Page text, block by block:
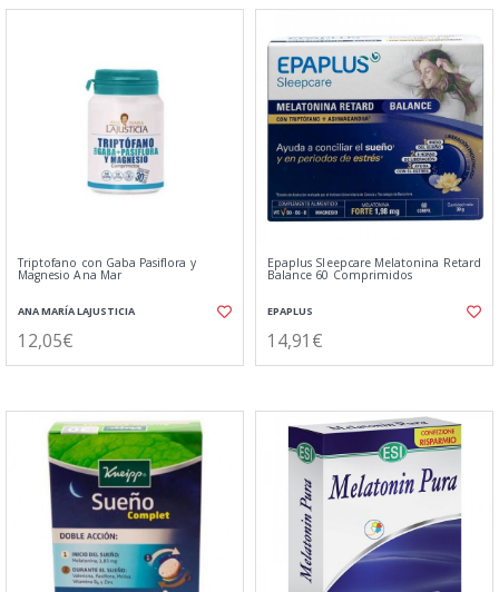
Triptofano con Gaba Pasiflora y
Magnesio Ana Mar
ANA MARÍA LAJUSTICIA
12,05€
Epaplus Sleepcare Melatonina Retard
Balance 60 Comprimidos
EPAPLUS
14,91€